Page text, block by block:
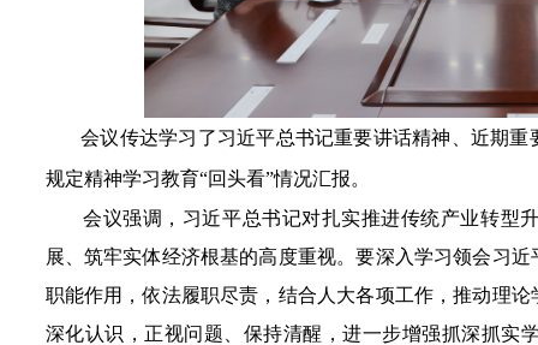
会议传达学习了习近平总书记重要讲话精神、近期
规定精神学习教育“回头看”情况汇报。
会议强调，习近平总书记对扎实推进传统产业转型
展、筑牢实体经济根基的高度重视。要深入学习领会习
职能作用，依法履职尽责，结合人大各项工作，推动理
深化认识，正视问题、保持清醒，进一步增强抓深抓实